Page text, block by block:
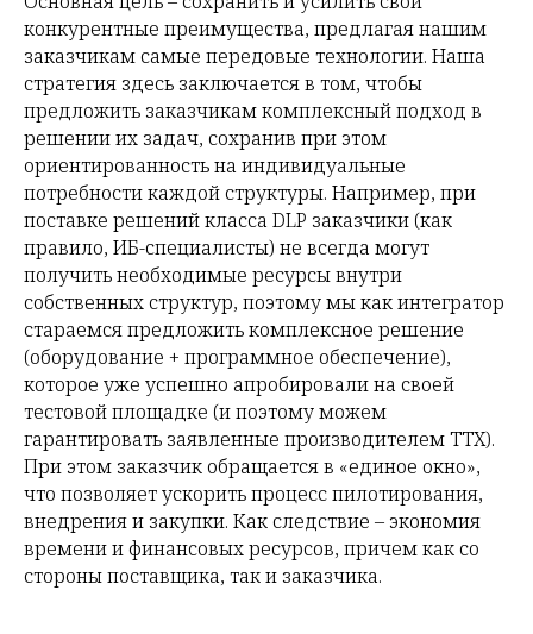
конкурентные преимущества, предлагая нашим
заказчикам самые передовые технологии. Наша
стратегия здесь заключается в том, чтобы
предложить заказчикам комплексный подход в
решении их задач, сохранив при этом
ориентированность на индивидуальные
потребности каждой структуры. Например, при
поставке решений класса DLP заказчики (как
правило, ИБ-специалисты) не всегда могут
получить необходимые ресурсы внутри
собственных структур, поэтому мы как интегратор
стараемся предложить комплексное решение
(оборудование + программное обеспечение),
которое уже успешно апробировали на своей
тестовой площадке (и поэтому можем
гарантировать заявленные производителем ТТХ).
При этом заказчик обращается в «единое окно»,
что позволяет ускорить процесс пилотирования,
внедрения и закупки. Как следствие – экономия
времени и финансовых ресурсов, причем как со
стороны поставщика, так и заказчика.